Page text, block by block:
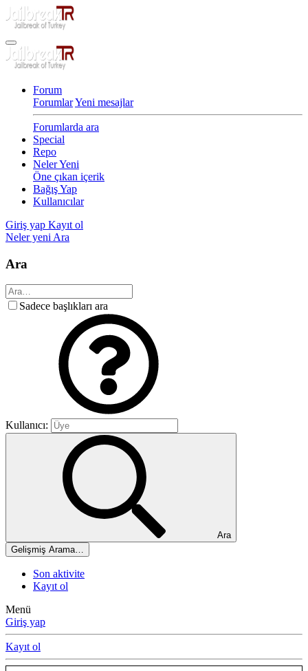
Forum
ForumlarYeni mesajlar
Forumlarda ara
Special
Repo
Neler Yeni
Öne çıkan içerik
Bağış Yap
Kullanıcılar
Giriş yap Kayıt ol
Neler yeni Ara
Ara
Sadece başlıkları ara
Kullanıcı:
Ara
Gelişmiş Arama…
Son aktivite
Kayıt ol
Menü
Giriş yap
Kayıt ol